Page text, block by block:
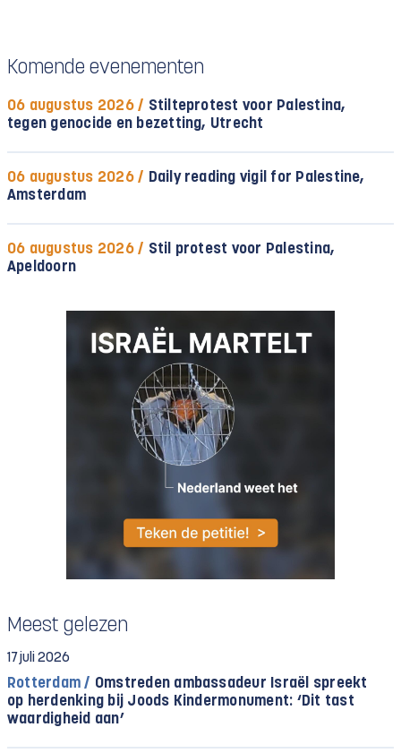
Komende evenementen
06 augustus 2026 / Stilteprotest voor Palestina,
tegen genocide en bezetting, Utrecht
06 augustus 2026 / Daily reading vigil for Palestine,
Amsterdam
06 augustus 2026 / Stil protest voor Palestina,
Apeldoorn
Meest gelezen
17 juli 2026
Rotterdam / Omstreden ambassadeur Israël spreekt
op herdenking bij Joods Kindermonument: ‘Dit tast
waardigheid aan’